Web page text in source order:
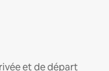
et de départ